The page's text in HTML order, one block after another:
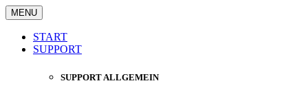
MENU
START
SUPPORT
SUPPORT ALLGEMEIN